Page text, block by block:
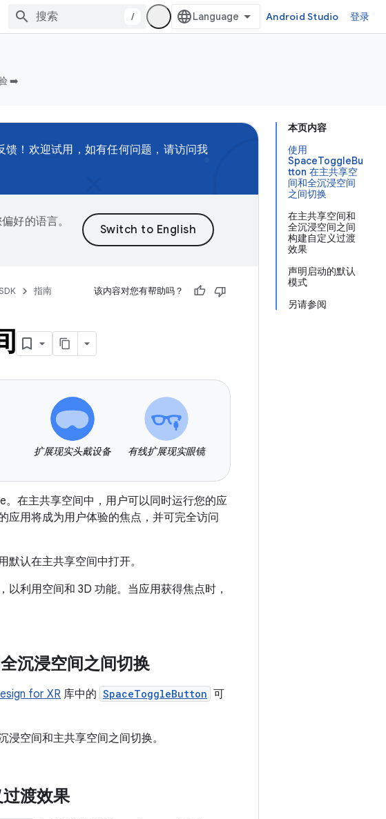
/ Android Studio 登录
➡️
本页内容
使用
SpaceToggleBu
tton 在主共享空
间和全沉浸空间
之间切换
在主共享空间和
全沉浸空间之间
构建自定义过渡
效果
声明启动的默认
模式
另请参阅
馈！欢迎试用，如有任何问题，请访问我
好的语言。
指南 该内容对您有帮助吗？
扩展现实头戴设备 有线扩展现实眼镜
。在主共享空间中，用户可以同时运行您的应
应用将成为用户体验的焦点，并可完全访问
默认在主共享空间中打开。
利用空间和 3D 功能。当应用获得焦点时，
沉浸空间之间切换
for XR 库中的 SpaceToggleButton 可
空间和主共享空间之间切换。
渡效果